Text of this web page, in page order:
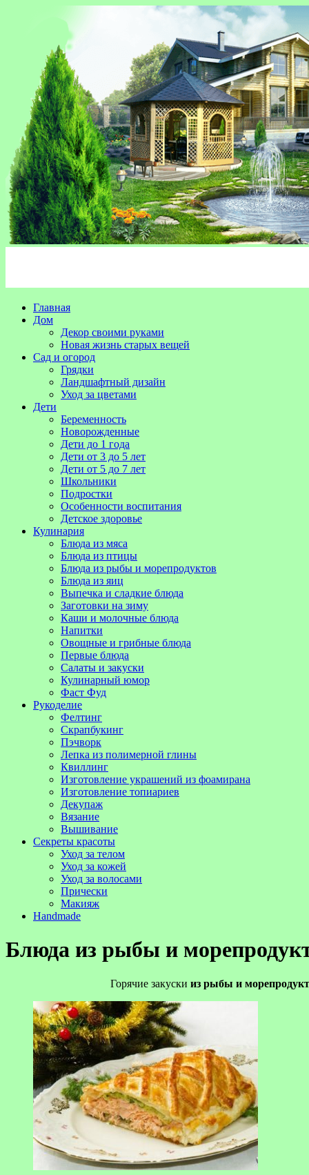
Главная
Дом
Декор своими руками
Новая жизнь старых вещей
Сад и огород
Грядки
Ландшафтный дизайн
Уход за цветами
Дети
Беременность
Новорожденные
Дети до 1 года
Дети от 3 до 5 лет
Дети от 5 до 7 лет
Школьники
Подростки
Особенности воспитания
Детское здоровье
Кулинария
Блюда из мяса
Блюда из птицы
Блюда из рыбы и морепродуктов
Блюда из яиц
Выпечка и сладкие блюда
Заготовки на зиму
Каши и молочные блюда
Напитки
Овощные и грибные блюда
Первые блюда
Салаты и закуски
Кулинарный юмор
Фаст Фуд
Рукоделие
Фелтинг
Скрапбукинг
Пэчворк
Лепка из полимерной глины
Квиллинг
Изготовление украшений из фоамирана
Изготовление топиариев
Декупаж
Вязание
Вышивание
Секреты красоты
Уход за телом
Уход за кожей
Уход за волосами
Прически
Макияж
Handmade
Блюда из рыбы и
Горячие закуски из рыбы и